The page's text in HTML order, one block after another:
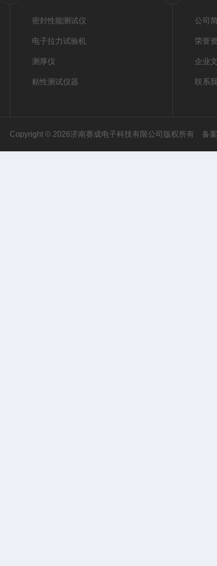
密封性能测试仪
电子拉力试验机
测厚仪
粘性测试仪器
公司
荣誉
企业
联系
Copyright © 2026济南赛成电子科技有限公司版权所有 备